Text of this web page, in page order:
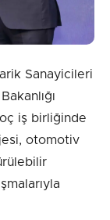
Sanayicileri
iş birliğinde
otomotiv